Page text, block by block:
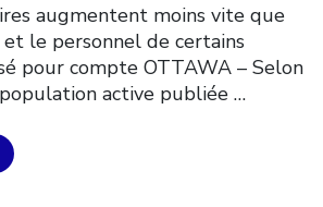
augmentent moins vite que
le personnel de certains
pour compte OTTAWA – Selon
active publiée …